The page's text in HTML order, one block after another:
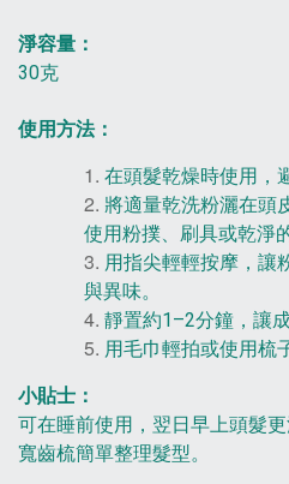
淨容量：
30克
使用方法：
在頭髮乾燥時使用，
將適量乾洗粉灑在頭
使用粉撲、刷具或乾淨
用指尖輕輕按摩，讓
與異味。
靜置約1–2分鐘，讓
用毛巾輕拍或使用梳
小貼士：
可在睡前使用，翌日早上頭髮
寬齒梳簡單整理髮型。